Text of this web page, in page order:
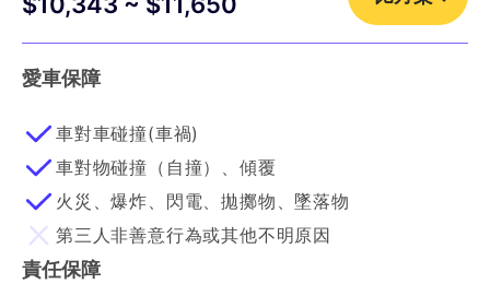
愛車保障
車對車碰撞(車禍)
車對物碰撞（自撞）、傾覆
火災、爆炸、閃電、拋擲物、墜落物
第三人非善意行為或其他不明原因
責任保障